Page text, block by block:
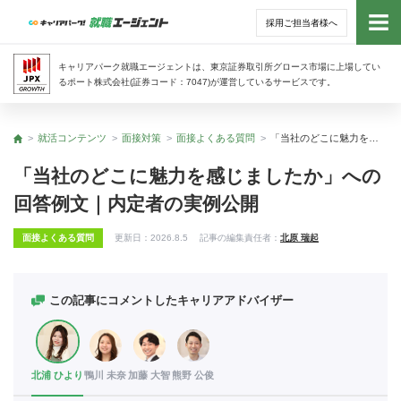
採用ご担当者様へ
キャリアパーク就職エージェントは、東京証券取引所グロース市場に上場してい
るポート株式会社(証券コード：7047)が運営しているサービスです。
トッ
トップ
就活コンテンツ 面接対策 面接よくある質問
「当社のどこに魅力を感じましたか」への
回答例文｜内定者の実例公開
面接よくある質問 更新日： 2026.8.5 記事の編集責任者： 北原 瑞起
この記事にコメントしたキャリアアドバイザー
北浦 ひより 鴨川 未奈 加藤 大智 熊野 公俊